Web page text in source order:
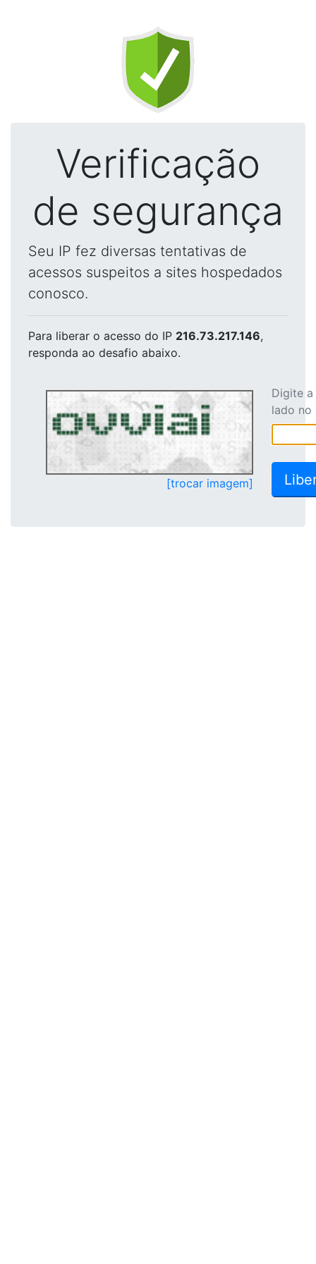
Verificação
de segurança
Seu IP fez diversas tentativas de
acessos suspeitos a sites hospedados
conosco.
Para liberar o acesso do IP 216.73.217.146,
responda ao desafio abaixo.
[trocar imagem]
Digite
lado no